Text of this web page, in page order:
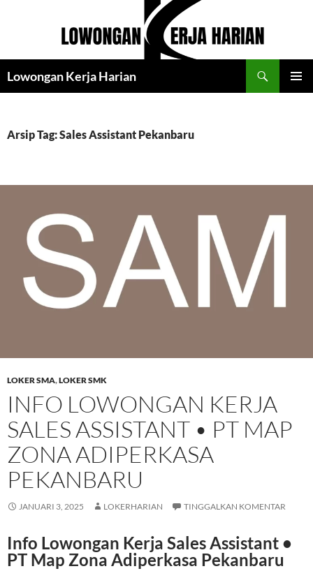
Lowongan Kerja Harian
Arsip Tag: Sales Assistant Pekanbaru
LOKER SMA,LOKER SMK
INFO LOWONGAN KERJA
SALES ASSISTANT • PT MAP
ZONA ADIPERKASA
PEKANBARU
JANUARI 3, 2025 LOKERHARIAN TINGGALKAN KOMENTAR
Info Lowongan Kerja Sales Assistant •
PT Map Zona Adiperkasa Pekanbaru